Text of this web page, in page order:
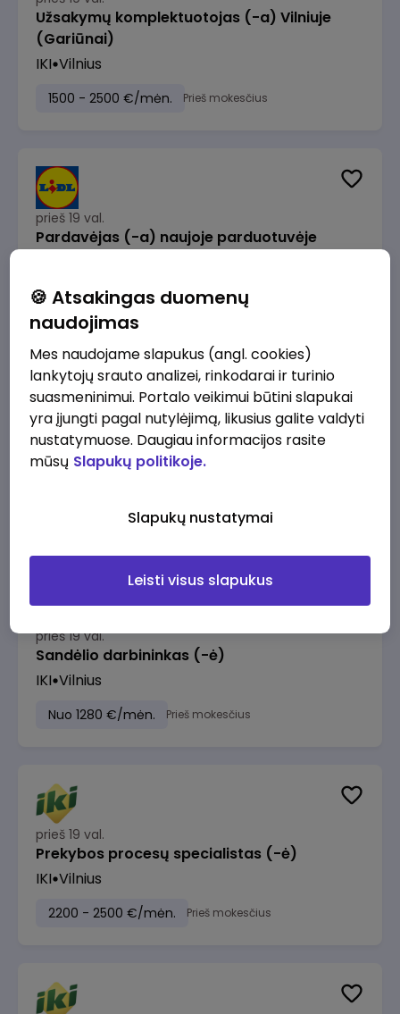
Užsakymų komplektuotojas (-a) Vilniuje
(Gariūnai)
IKI Vilnius
1500 - 2500 €/mėn. Prieš mokesčius
prieš 19 val.
Pardavėjas (-a) naujoje parduotuvėje
1715 - 2170 €/mėn.
prieš 19 val.
Darbo užmokesčio buhalteris(ė)
3000 - 3650 €/mėn. Prieš mokesčius
prieš 19 val.
Sandėlio darbininkas (-ė)
IKI Vilnius
Nuo 1280 €/mėn. Prieš mokesčius
prieš 19 val.
Prekybos procesų specialistas (-ė)
IKI Vilnius
2200 - 2500 €/mėn. Prieš mokesčius
🍪 Atsakingas duomenų
naudojimas
Mes naudojame slapukus (angl. cookies)
lankytojų srauto analizei, rinkodarai ir turinio
suasmeninimui. Portalo veikimui būtini slapukai
yra įjungti pagal nutylėjimą, likusius galite valdyti
nustatymuose. Daugiau informacijos rasite
mūsų Slapukų politikoje.
Slapukų nustatymai
Leisti visus slapukus